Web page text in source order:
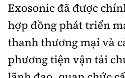
Tổng biên tập:Nguyễn Thị
Phó Tổng biên tập:
Nguyễn
Nguyễn Đức Thắng, La Đức
Hotline:
Quảng cáo và
Exosonic đã được
hợp đồng phát triển
thanh thương mại và
phương tiện vận tải